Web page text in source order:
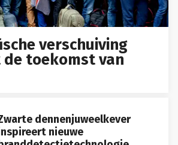
verschuiving
toekomst van
dennenjuweelkever
nieuwe